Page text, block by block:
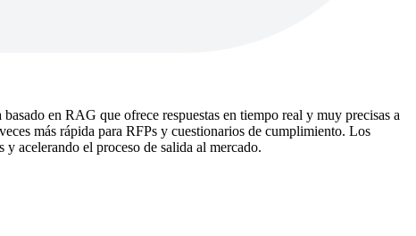
en RAG que ofrece respuestas en tiempo real y muy precisas a
más rápida para RFPs y cuestionarios de cumplimiento. Los
acelerando el proceso de salida al mercado.